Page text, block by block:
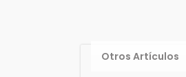
Otros Artículos